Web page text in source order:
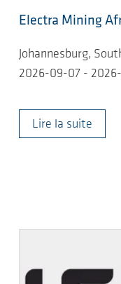
Electra Mining
Johannesburg,
2026-09-07 - 2026-
Lire la suite